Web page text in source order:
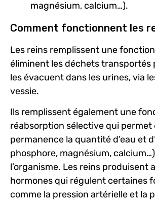
magnésium, calcium…).
Comment fonctionnent les
Les reins remplissent une
éliminent les déchets transportés
les évacuent dans les urines, via
vessie.
Ils remplissent également une
réabsorption sélective qui permet
permanence la quantité d’eau et
phosphore, magnésium,
l’organisme. Les reins produisent
hormones qui régulent certaines
comme la pression artérielle et la